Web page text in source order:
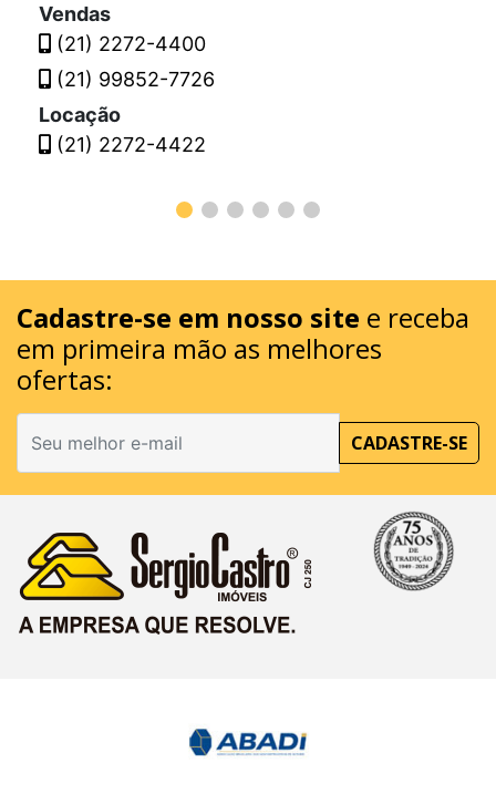
Vendas
(21) 2272-4400
(21) 99852-7726
Locação
(21) 2272-4422
Cadastre-se em nosso site e receba
em primeira mão as melhores
ofertas:
CADASTRE-SE